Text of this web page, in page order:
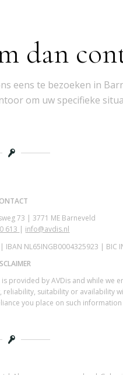
dan
eens te bezoeken in
om uw specifieke
73 | 3771 ME Barneveld
613 | info@avdis.nl
NL65INGB0004325923 | BIC
by AVDis and while we
suitability or availability
you place on such